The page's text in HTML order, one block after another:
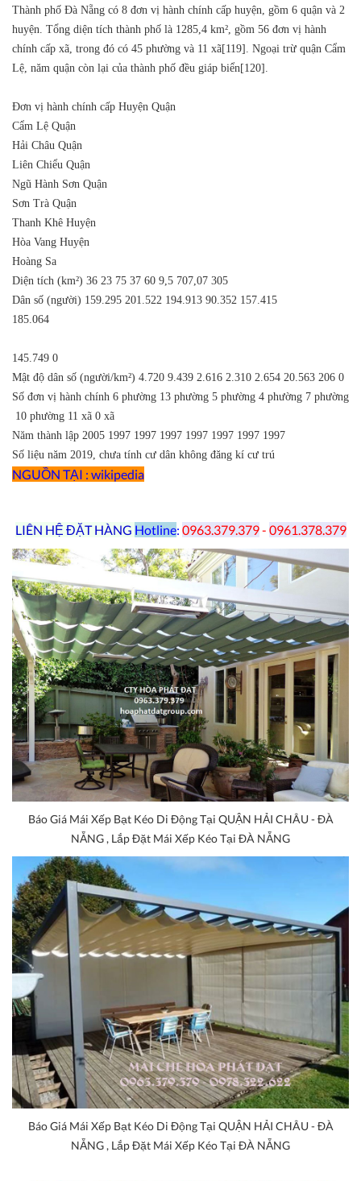
Thành phố Đà Nẵng có 8 đơn vị hành chính cấp huyện, gồm 6 quận và 2
huyện. Tổng diện tích thành phố là 1285,4 km², gồm 56 đơn vị hành
chính cấp xã, trong đó có 45 phường và 11 xã[119]. Ngoại trừ quận Cẩm
Lệ, năm quận còn lại của thành phố đều giáp biển[120].
Ðơn vị hành chính cấp Huyện Quận
Cẩm Lệ Quận
Hải Châu Quận
Liên Chiểu Quận
Ngũ Hành Sơn Quận
Sơn Trà Quận
Thanh Khê Huyện
Hòa Vang Huyện
Hoàng Sa
Diện tích (km²) 36 23 75 37 60 9,5 707,07 305
Dân số (người) 159.295 201.522 194.913 90.352 157.415
185.064
145.749 0
Mật độ dân số (người/km²) 4.720 9.439 2.616 2.310 2.654 20.563 206 0
Số đơn vị hành chính 6 phường 13 phường 5 phường 4 phường 7 phường
10 phường 11 xã 0 xã
Năm thành lập 2005 1997 1997 1997 1997 1997 1997 1997
Số liệu năm 2019, chưa tính cư dân không đăng kí cư trú
NGUỒN TẠI : wikipedia
LIÊN HỆ ĐẶT HÀNG Hotline: 0963.379.379- 0961.378.379
Báo Giá Mái Xếp Bạt Kéo Di Động Tại QUẬN HẢI CHÂU - ĐÀ
NẴNG , Lắp Đặt Mái Xếp Kéo Tại ĐÀ NẴNG
Báo Giá Mái Xếp Bạt Kéo Di Động Tại QUẬN HẢI CHÂU - ĐÀ
NẴNG , Lắp Đặt Mái Xếp Kéo Tại ĐÀ NẴNG